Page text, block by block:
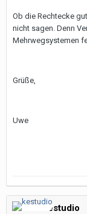
Ob die Rechtecke
nicht sagen. Denn
Mehrwegsystemen
Grüße,
Uwe
kestudio